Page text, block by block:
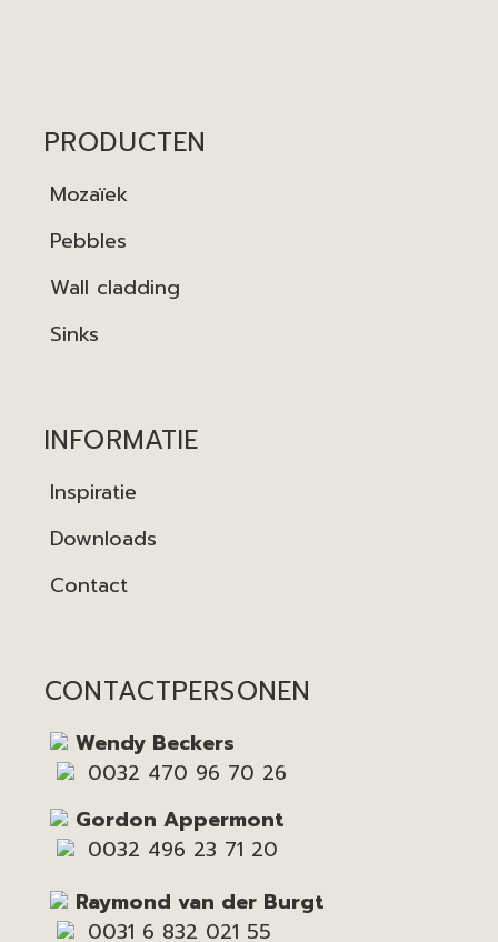
PRODUCTEN
Mozaïek
Pebbles
Wall cladding
Sinks
INFORMATIE
Inspiratie
Downloads
Contact
CONTACTPERSONEN
Wendy Beckers
0032 470 96 70 26
Gordon Appermont
0032 496 23 71 20
Raymond van der Burgt
0031 6 832 021 55